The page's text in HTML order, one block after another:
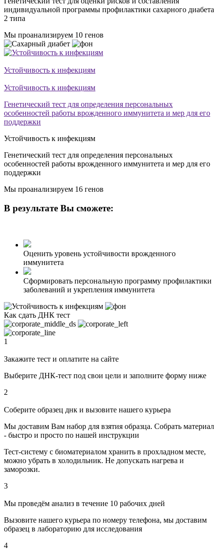
индивидуальной программы профилактики сахарного диабета
2 типа
Мы проанализируем 10 генов
Устойчивость к инфекциям
Устойчивость к инфекциям
Генетический тест для определения персональных
особенностей работы врожденного иммунитета и мер для его
поддержки
Устойчивость к инфекциям
Генетический тест для определения персональных
особенностей работы врожденного иммунитета и мер для его
поддержки
Мы проанализируем 16 генов
В результате Вы сможете:
Оценить уровень устойчивости врожденного
иммунитета
Сформировать персональную программу профилактики
заболеваний и укрепления иммунитета
Как сдать ДНК тест
1
Закажите тест и оплатите на сайте
Выберите ДНК-тест под свои цели и заполните форму ниже
2
Соберите образец днк и вызовите нашего курьера
Мы доставим Вам набор для взятия образца. Собрать материал
- быстро и просто по нашей инструкции
Тест-систему с биоматериалом хранить в прохладном месте,
можно убрать в холодильник. Не допускать нагрева и
заморозки.
3
Мы проведём анализ в течение 10 рабочих дней
Вызовите нашего курьера по номеру телефона, мы доставим
образец в лабораторию для исследования
4